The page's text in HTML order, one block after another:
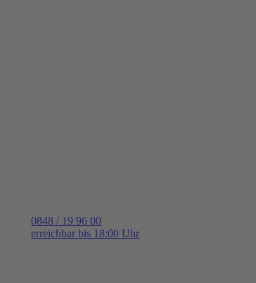
0848 / 19 96 00
erreichbar bis 18:00 Uhr